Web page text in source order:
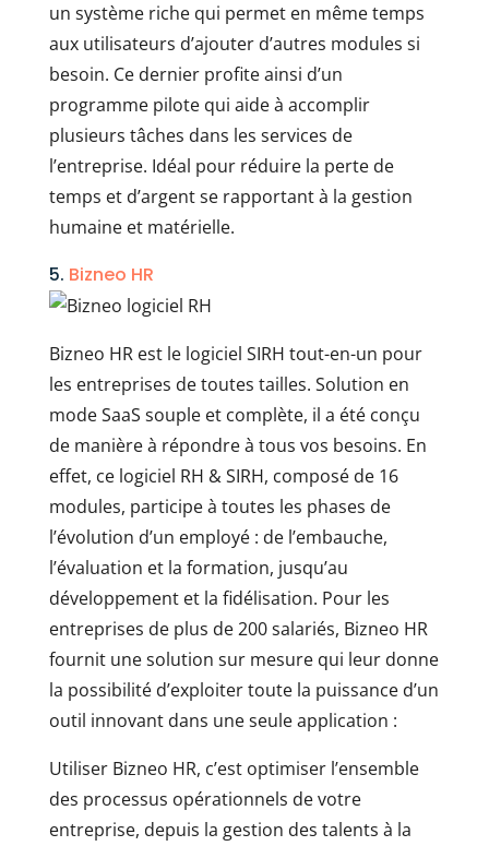
un système riche qui permet en même temps
aux utilisateurs d’ajouter d’autres modules si
besoin. Ce dernier profite ainsi d’un
programme pilote qui aide à accomplir
plusieurs tâches dans les services de
l’entreprise. Idéal pour réduire la perte de
temps et d’argent se rapportant à la gestion
humaine et matérielle.
5. Bizneo HR
Bizneo HR est le logiciel SIRH tout-en-un pour
les entreprises de toutes tailles. Solution en
mode SaaS souple et complète, il a été conçu
de manière à répondre à tous vos besoins. En
effet, ce logiciel RH & SIRH, composé de 16
modules, participe à toutes les phases de
l’évolution d’un employé : de l’embauche,
l’évaluation et la formation, jusqu’au
développement et la fidélisation. Pour les
entreprises de plus de 200 salariés, Bizneo HR
fournit une solution sur mesure qui leur donne
la possibilité d’exploiter toute la puissance d’un
outil innovant dans une seule application :
Utiliser Bizneo HR, c’est optimiser l’ensemble
des processus opérationnels de votre
entreprise, depuis la gestion des talents à la